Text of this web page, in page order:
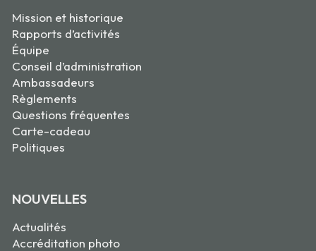
Mission et historique
Rapports d’activités
Équipe
Conseil d’administration
Ambassadeurs
Règlements
Questions fréquentes
Carte-cadeau
Politiques
NOUVELLES
Actualités
Accréditation photo